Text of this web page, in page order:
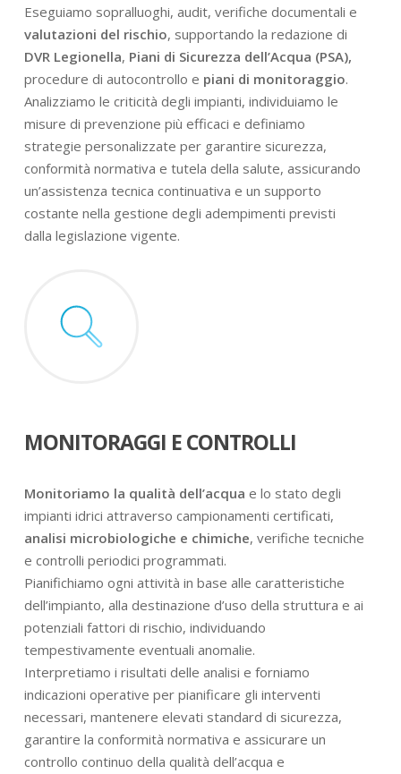
Eseguiamo sopralluoghi, audit, verifiche documentali e
valutazioni del rischio, supportando la redazione di
DVR Legionella, Piani di Sicurezza dell’Acqua (PSA),
procedure di autocontrollo e piani di monitoraggio.
Analizziamo le criticità degli impianti, individuiamo le
misure di prevenzione più efficaci e definiamo
strategie personalizzate per garantire sicurezza,
conformità normativa e tutela della salute, assicurando
un’assistenza tecnica continuativa e un supporto
costante nella gestione degli adempimenti previsti
dalla legislazione vigente.
MONITORAGGI E CONTROLLI
Monitoriamo la qualità dell’acqua e lo stato degli
impianti idrici attraverso campionamenti certificati,
analisi microbiologiche e chimiche, verifiche tecniche
e controlli periodici programmati.
Pianifichiamo ogni attività in base alle caratteristiche
dell’impianto, alla destinazione d’uso della struttura e ai
potenziali fattori di rischio, individuando
tempestivamente eventuali anomalie.
Interpretiamo i risultati delle analisi e forniamo
indicazioni operative per pianificare gli interventi
necessari, mantenere elevati standard di sicurezza,
garantire la conformità normativa e assicurare un
controllo continuo della qualità dell’acqua e